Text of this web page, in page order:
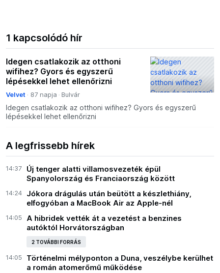
1 kapcsolódó hír
Idegen csatlakozik az otthoni
wifihez? Gyors és egyszerű
lépésekkel lehet ellenőrizni
Velvet 87 napja Bulvár
Idegen csatlakozik az otthoni wifihez? Gyors és egyszerű
lépésekkel lehet ellenőrizni
A legfrissebb hírek
14:37
Új tenger alatti villamosvezeték épül
Spanyolország és Franciaország között
14:24
Jókora drágulás után beütött a készlethiány,
elfogyóban a MacBook Air az Apple-nél
14:05
A hibridek vették át a vezetést a benzines
autóktól Horvátországban
2 TOVÁBBI FORRÁS
14:05
Történelmi mélyponton a Duna, veszélybe kerülhet
a román atomerőmű működése